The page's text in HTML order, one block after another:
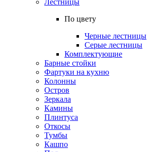
Лестницы
По цвету
Черные лестницы
Серые лестницы
Комплектующие
Барные стойки
Фартуки на кухню
Колонны
Остров
Зеркала
Камины
Плинтуса
Откосы
Тумбы
Кашпо